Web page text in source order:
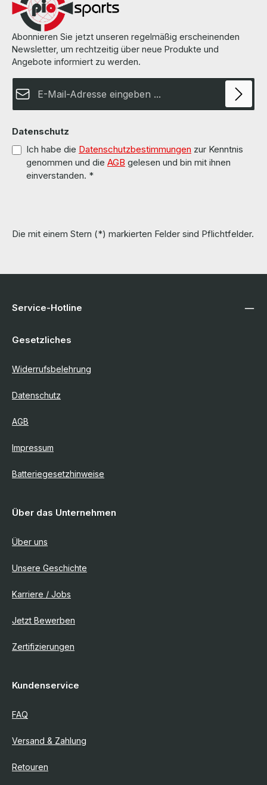
Abonnieren Sie jetzt unseren regelmäßig erscheinenden
Newsletter, um rechtzeitig über neue Produkte und
Angebote informiert zu werden.
Datenschutz
Ich habe die Datenschutzbestimmungen zur Kenntnis
genommen und die AGB gelesen und bin mit ihnen
einverstanden. *
Die mit einem Stern (*) markierten Felder sind Pflichtfelder.
Service-Hotline
Gesetzliches
Widerrufsbelehrung
Datenschutz
AGB
Impressum
Batteriegesetzhinweise
Über das Unternehmen
Über uns
Unsere Geschichte
Karriere / Jobs
Jetzt Bewerben
Zertifizierungen
Kundenservice
FAQ
Versand & Zahlung
Retouren